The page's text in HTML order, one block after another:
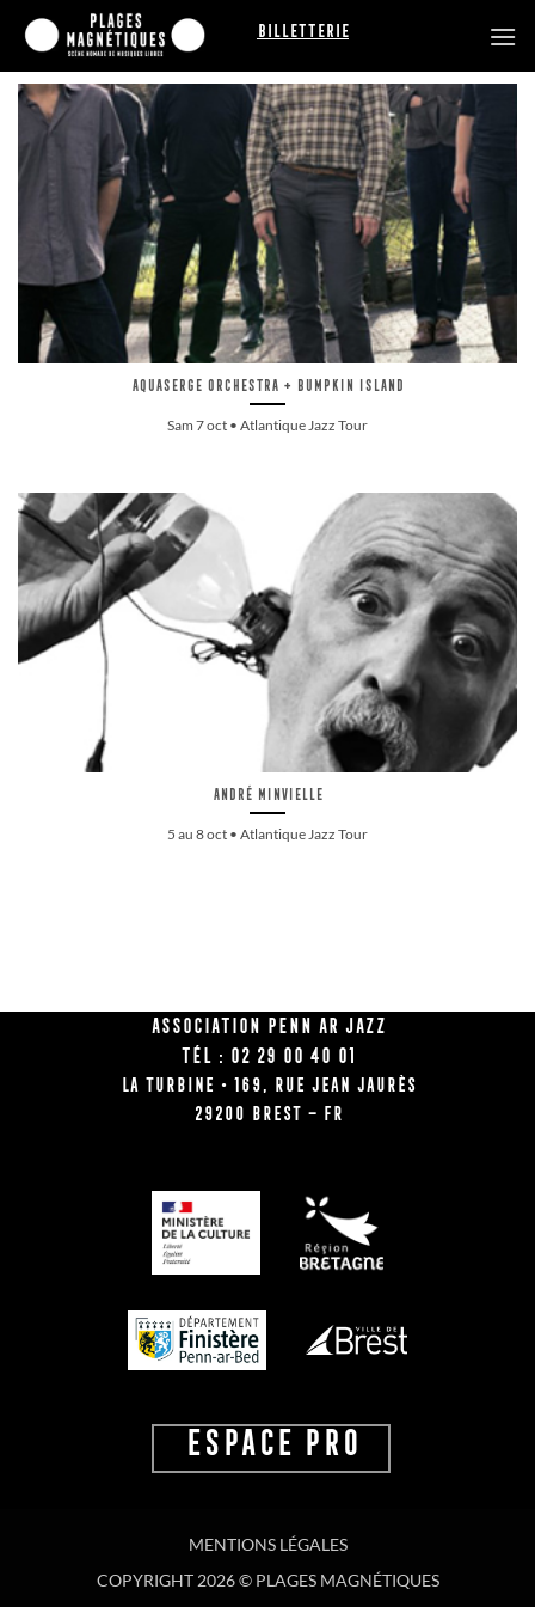
Passer
contenu
Billetterie
Aquaserge Orchestra + Bumpkin Island
Sam 7 oct • Atlantique Jazz Tour
André Minvielle
5 au 8 oct • Atlantique Jazz Tour
Association Penn Ar Jazz
Tél : 02 29 00 40 01
La Turbine • 169, rue Jean Jaurès
29200 BREST – FR
ESPACE PRO
MENTIONS LÉGALES
COPYRIGHT 2026 © PLAGES MAGNÉTIQUES